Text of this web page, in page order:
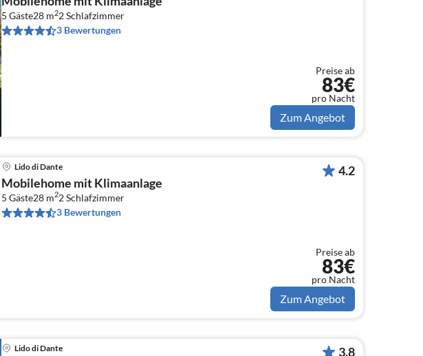
5 Gäste28 m22Schlafzimmer
3 Bewertungen
Preise ab
83€
pro Nacht
Zum Angebot
Lido di Dante
Mobilehome mit Klimaanlage
5 Gäste28 m22Schlafzimmer
3 Bewertungen
4.2
Preise ab
83€
pro Nacht
Zum Angebot
Lido di Dante 3.8